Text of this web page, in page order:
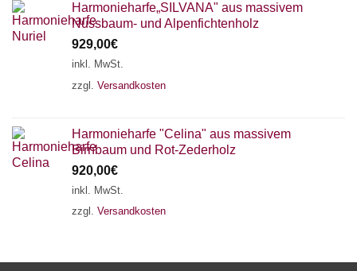
Harmonieharfe„SILVANA" aus massivem
Nussbaum- und Alpenfichtenholz
929,00€
inkl. MwSt.
zzgl. Versandkosten
Harmonieharfe "Celina" aus massivem
Birnbaum und Rot-Zederholz
920,00€
inkl. MwSt.
zzgl. Versandkosten